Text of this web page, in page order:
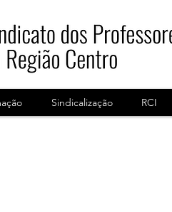
Sindicalização RCI